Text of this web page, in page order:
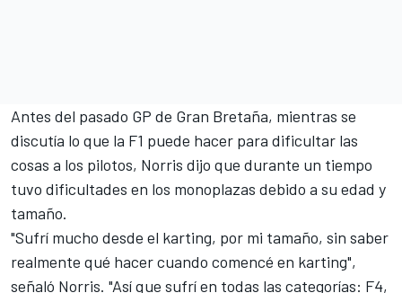
Antes del pasado GP de Gran Bretaña, mientras se
discutía lo que la F1 puede hacer para dificultar las
cosas a los pilotos, Norris dijo que durante un tiempo
tuvo dificultades en los monoplazas debido a su edad y
tamaño.
"Sufrí mucho desde el karting, por mi tamaño, sin saber
realmente qué hacer cuando comencé en karting",
señaló Norris. "Así que sufrí en todas las categorías: F4,